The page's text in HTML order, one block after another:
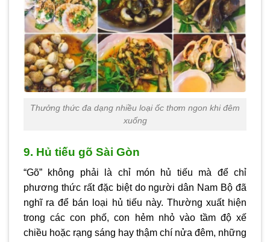
Thưởng thức đa dạng nhiều loại ốc thơm ngon khi đêm
xuống
9. Hủ tiếu gõ Sài Gòn
“Gõ” không phải là chỉ món hủ tiếu mà để chỉ
phương thức rất đặc biệt do người dân Nam Bộ đã
nghĩ ra để bán loại hủ tiếu này. Thường xuất hiện
trong các con phố, con hẻm nhỏ vào tầm độ xế
chiều hoặc rạng sáng hay thậm chí nửa đêm, những